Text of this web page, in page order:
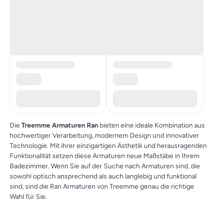
DieTreemme Armaturen Ran bieten eine ideale Kombination aus
hochwertiger Verarbeitung, modernem Design und innovativer
Technologie. Mit ihrer einzigartigen Ästhetik und herausragenden
Funktionalität setzen diese Armaturen neue Maßstäbe in Ihrem
Badezimmer. Wenn Sie auf der Suche nach Armaturen sind, die
sowohl optisch ansprechend als auch langlebig und funktional
sind, sind die Ran Armaturen von Treemme genau die richtige
Wahl für Sie.